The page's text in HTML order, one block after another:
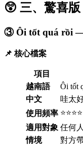
😲 三、驚喜
③ Ôi tốt quá rồi
📌 核心檔案
項目
越南語
Ôi tốt
中文
哇太
使用頻率 ⭐⭐⭐⭐
適用對象 任何人
情境
對方